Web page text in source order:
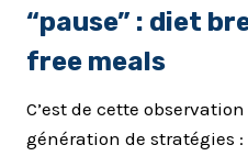
“pause” : diet
free meals
C’est de cette
génération de stratégies :